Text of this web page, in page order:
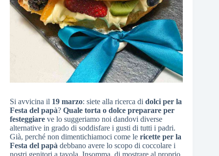
Si avvicina il 19 marzo: siete alla ricerca di dolci per la
Festa del papà? Quale torta o dolce preparare per
festeggiare ve lo suggeriamo noi dandovi diverse
alternative in grado di soddisfare i gusti di tutti i padri.
Già, perché non dimentichiamoci come le ricette per la
Festa del papà debbano avere lo scopo di coccolare i